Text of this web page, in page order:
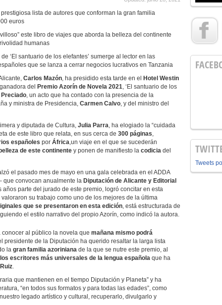
lista de autores que conforman la gran familia
euros
este libro de viajes que aborda la belleza del continente
humanas
santuario de los elefantes’ sumerge al lector en las
que se lanza a cerrar negocios lucrativos en Tanzania
Carlos Mazón, ha presidido esta tarde en el
Hotel Westin
del
Premio Azorín de Novela 2021, ‘El santuario de los
, un acto que ha contado con la presencia de la
y ministra de Presidencia, Carmen Calvo, y del ministro del
y diputada de Cultura, Julia Parra, ha elogiado la “cuidada
de este libro que relata, en sus cerca de 300 páginas,
españoles por África,un viaje en el que se sucederán
de este continente y ponen de manifiesto la codicia del
el pasado mes de mayo en una gala celebrada en el ADDA
que convocan anualmente la Diputación de Alicante y Editorial
parte del jurado de este premio, logró concitar en esta
su trabajo como uno de los mejores de la última
que se presentaron en esta edición, está estructurada de
el estilo narrativo del propio Azorín, como indicó la autora.
al público la novela que mañana mismo podrá
presidente de la Diputación ha querido resaltar la larga lista
la gran familia azoriniana de la que se nutre este premio, al
escritores más universales de la lengua española que ha
.
que mantienen en el tiempo Diputación y Planeta” y ha
“en todos sus formatos y para todas las edades”, como
legado artístico y cultural, recuperarlo, divulgarlo y
Tweets